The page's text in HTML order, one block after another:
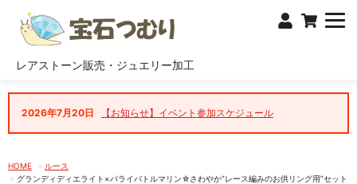
レアストーン販売・ジュエリー加工
2026年7月20日 【お知らせ】イベント参加スケジュール
HOME
ルース
グランディディエライト×パライバトルマリン☆さわやか”レース編みのお供リング用”セット